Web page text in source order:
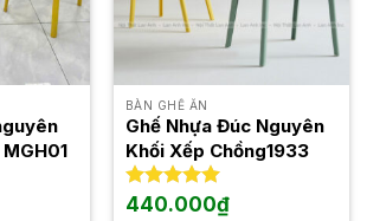
tùy
chọn
có
thể
được
chọn
trên
trang
BÀN GHẾ ĂN
Ghế Nhựa Đúc Nguyên
Khối Xếp Chồng1933
Được xếp
440.000₫